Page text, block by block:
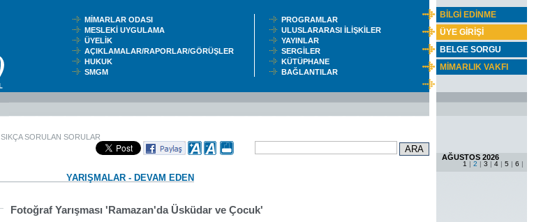
BİLGİ EDİNME
ÜYE GİRİŞİ
BELGE SORGU
MİMARLIK VAKFI
AĞUSTOS 2026
1 | 2 | 3 | 4 | 5 | 6 |
MİMARLAR ODASI
MESLEKİ UYGULAMA
ÜYELİK
AÇIKLAMALAR/RAPORLAR/GÖRÜŞLER
HUKUK
SMGM
PROGRAMLAR
ULUSLARARASI İLİŞKİLER
YAYINLAR
SERGİLER
KÜTÜPHANE
BAĞLANTILAR
SIKÇA SORULAN SORULAR
YARIŞMALAR - DEVAM EDEN
Fotoğraf Yarışması 'Ramazan'da Üsküdar ve Çocuk'